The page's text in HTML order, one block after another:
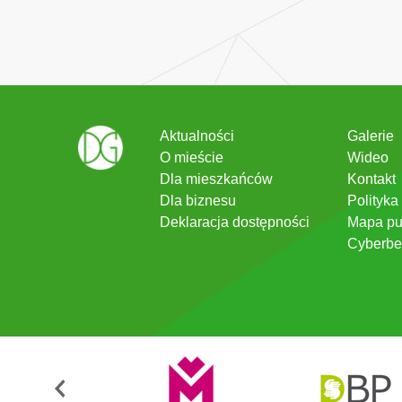
Aktualności
O mieście
Dla mieszkańców
Dla biznesu
Deklaracja dostępności
Galerie
Wideo
Kontakt
Mapa